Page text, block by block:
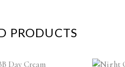
PRODUCTS